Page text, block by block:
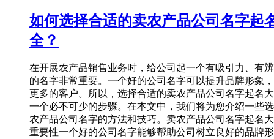
如何选择合适的卖农产品公司名字起
全？
在开展农产品销售业务时，给公司起一个有吸引力、有
的名字非常重要。一个好的公司名字可以提升品牌形象
更多的客户。所以，选择合适的卖农产品公司名字起名
一个必不可少的步骤。在本文中，我们将为您介绍一些
农产品公司名字的方法和技巧。卖农产品公司名字起名
重要性一个好的公司名字能够帮助公司树立良好的品牌